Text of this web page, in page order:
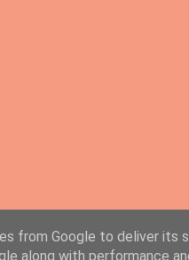
from Google to deliver its
along with performance